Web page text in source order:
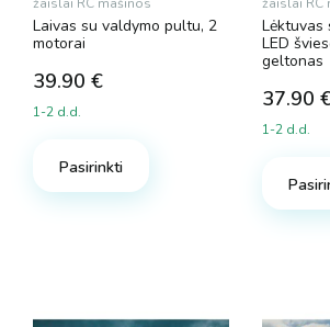
Laivas su valdymo pultu, 2
motorai
39.90 €
1-2 d.d.
Pasirinkti
Lėktuvas
LED
geltonas
37.90
1-2 d.d.